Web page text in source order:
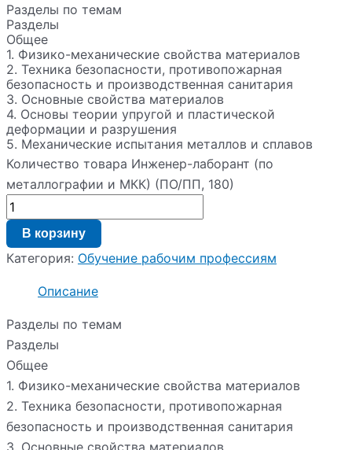
Разделы по темам
Разделы
Общее
1. Физико-механические свойства материалов
2. Техника безопасности, противопожарная
безопасность и производственная санитария
3. Основные свойства материалов
4. Основы теории упругой и пластической
деформации и разрушения
5. Механические испытания металлов и сплавов
6. Оборудование и приборы для проведения
механических испытаний
7. Неразрушающие методы контроля, определение
физических свойств металлов и сплавов
8. Испытания неметаллических материалов
9. Специальные виды испытаний
10. Основные сведения о стандартизации,
метрологии и контроле качества продукции
обработки результатов испытаний
Количество товара Инженер-лаборант (по
металлографии и МКК) (ПО/ПП, 180)
В корзину
Категория: Обучение рабочим профессиям
Описание
Разделы по темам
Разделы
Общее
1. Физико-механические свойства материалов
2. Техника безопасности, противопожарная
безопасность и производственная санитария
3. Основные свойства материалов